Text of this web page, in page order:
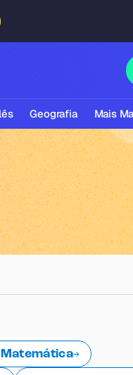
Geografia Mais
Biologia
Química
Física
Filosofia
Literatura
Todas as